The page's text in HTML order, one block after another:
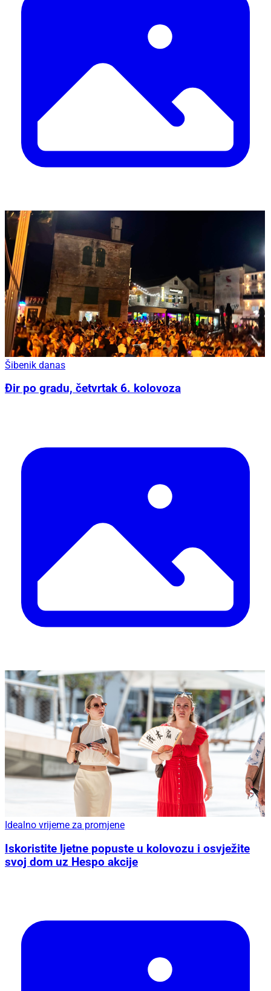
Šibenik danas
Đir po gradu, četvrtak 6. kolovoza
Idealno vrijeme za promjene
Iskoristite ljetne popuste u kolovozu i osvježite
svoj dom uz Hespo akcije